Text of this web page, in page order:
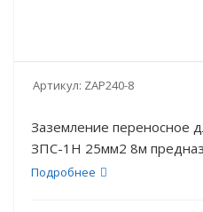
Артикул: ZAP240-8
Заземление переносное
ЗПС-1Н 25мм2 8м
работающих на пожарных
Подробнее